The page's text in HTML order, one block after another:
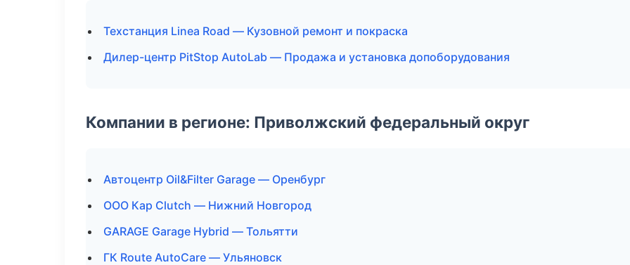
Техстанция Linea Road — Кузовной ремонт и покраска
Дилер-центр PitStop AutoLab — Продажа и установка допоборудования
Компании в регионе: Приволжский федеральный округ
Автоцентр Oil&Filter Garage — Оренбург
ООО Кар Clutch — Нижний Новгород
GARAGE Garage Hybrid — Тольятти
ГК Route AutoCare — Ульяновск